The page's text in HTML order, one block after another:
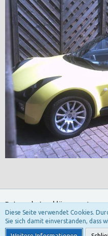
Datenschutzerklärung
Community-
Diese Seite verwendet Cookies.
Sie sich damit einverstanden, dass